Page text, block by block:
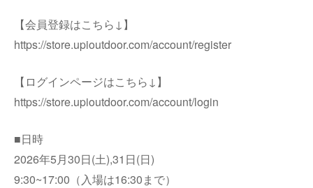
【会員登録はこちら↓】
https://store.upioutdoor.com/account/register
【ログインページはこちら↓】
https://store.upioutdoor.com/account/login
■日時
2026年5月30日(土),31日(日)
9:30~17:00（入場は16:30まで）